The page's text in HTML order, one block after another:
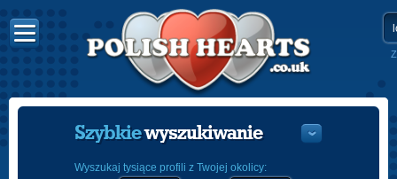
Szybkiewyszukiwanie
Wyszukaj tysiące profili z Twojej okolicy: